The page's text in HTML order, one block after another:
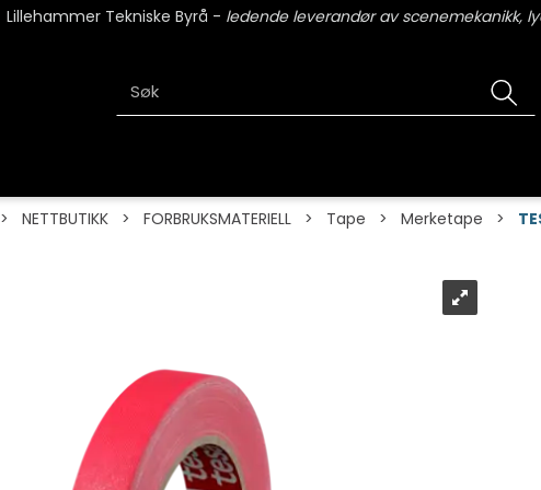
Lillehammer Tekniske Byrå - ledende leverandør av scenemekanikk,
> NETTBUTIKK > FORBRUKSMATERIELL > Tape > Merketape >